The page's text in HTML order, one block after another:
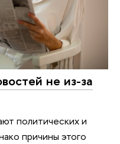
не из-за
политических и
причины этого